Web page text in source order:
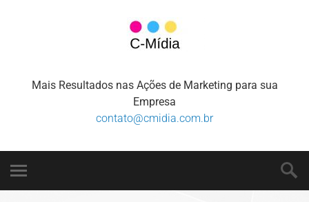
Mais Resultados nas Ações de Marketing para sua
Empresa
contato@cmidia.com.br